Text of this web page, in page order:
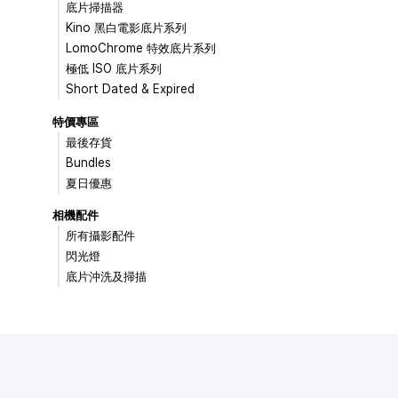
底片掃描器
Kino 黑白電影底片系列
LomoChrome 特效底片系列
極低 ISO 底片系列
Short Dated & Expired
特價專區
最後存貨
Bundles
夏日優惠
相機配件
所有攝影配件
閃光燈
底片沖洗及掃描